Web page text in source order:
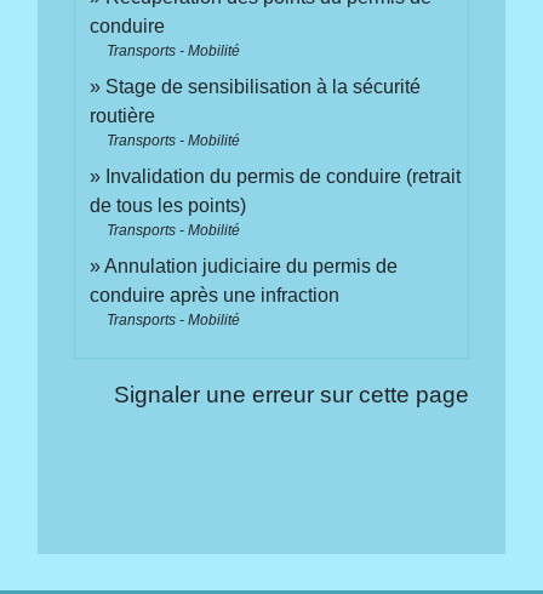
conduire
Transports - Mobilité
Stage de sensibilisation à la sécurité
routière
Transports - Mobilité
Invalidation du permis de conduire (retrait
de tous les points)
Transports - Mobilité
Annulation judiciaire du permis de
conduire après une infraction
Transports - Mobilité
Signaler une erreur sur cette page